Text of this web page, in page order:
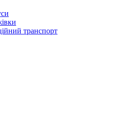
транспорт